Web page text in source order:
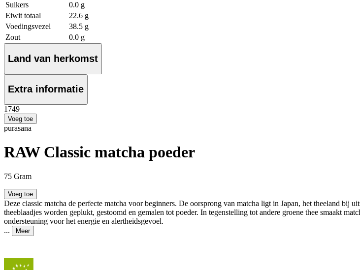
Suikers
0.0 g
Eiwit totaal
22.6 g
Voedingsvezel
38.5 g
Zout
0.0 g
Land van herkomst
Extra informatie
1749
Voeg toe
purasana
RAW Classic matcha poeder
75 Gram
Voeg toe
Deze classic matcha de perfecte matcha voor beginners. De oorsprong van matcha ligt in Japan, het theeland
theeblaadjes worden geplukt, gestoomd en gemalen tot poeder. In tegenstelling tot andere groene thee smaakt
ondersteuning voor het energie en alertheidsgevoel.
...
Meer